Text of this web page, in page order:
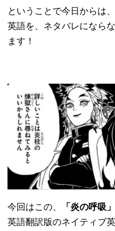
ということで今日からは
英語を、ネタバレになら
ます！
今回はこの、 「炎の呼吸
英語翻訳版のネイティブ